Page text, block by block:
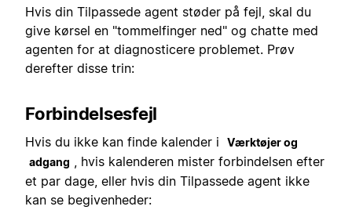
Hvis din Tilpassede agent støder på fejl, skal du
give kørsel en "tommelfinger ned" og chatte med
agenten for at diagnosticere problemet. Prøv
derefter disse trin:
Forbindelsesfejl
Hvis du ikke kan finde kalender i
Værktøjer og
adgang , hvis kalenderen mister forbindelsen efter
et par dage, eller hvis din Tilpassede agent ikke
kan se begivenheder: